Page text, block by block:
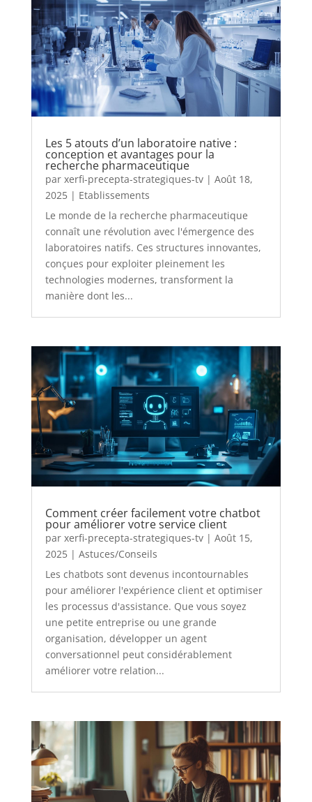
Les 5 atouts d’un laboratoire native :
conception et avantages pour la
recherche pharmaceutique
par xerfi-precepta-strategiques-tv| Août 18,
2025| Etablissements
Le monde de la recherche pharmaceutique
connaît une révolution avec l'émergence des
laboratoires natifs. Ces structures innovantes,
conçues pour exploiter pleinement les
technologies modernes, transforment la
manière dont les...
Comment créer facilement votre chatbot
pour améliorer votre service client
par xerfi-precepta-strategiques-tv| Août 15,
2025| Astuces/Conseils
Les chatbots sont devenus incontournables
pour améliorer l'expérience client et optimiser
les processus d'assistance. Que vous soyez
une petite entreprise ou une grande
organisation, développer un agent
conversationnel peut considérablement
améliorer votre relation...